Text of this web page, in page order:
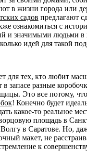
в жизни города или
садов предлагают
ознакомиться с
и значимыми людьми в
идей для такой
для тех, кто любит
в запасе разные
Это все потому,
! Конечно будет
какое-то реальное
площадь в
в Саратове. Но,
макет, не
к